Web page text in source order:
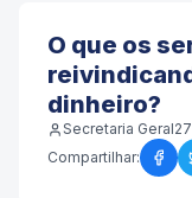
O que os
dinheiro?
Secretaria Geral
Compartilhar: